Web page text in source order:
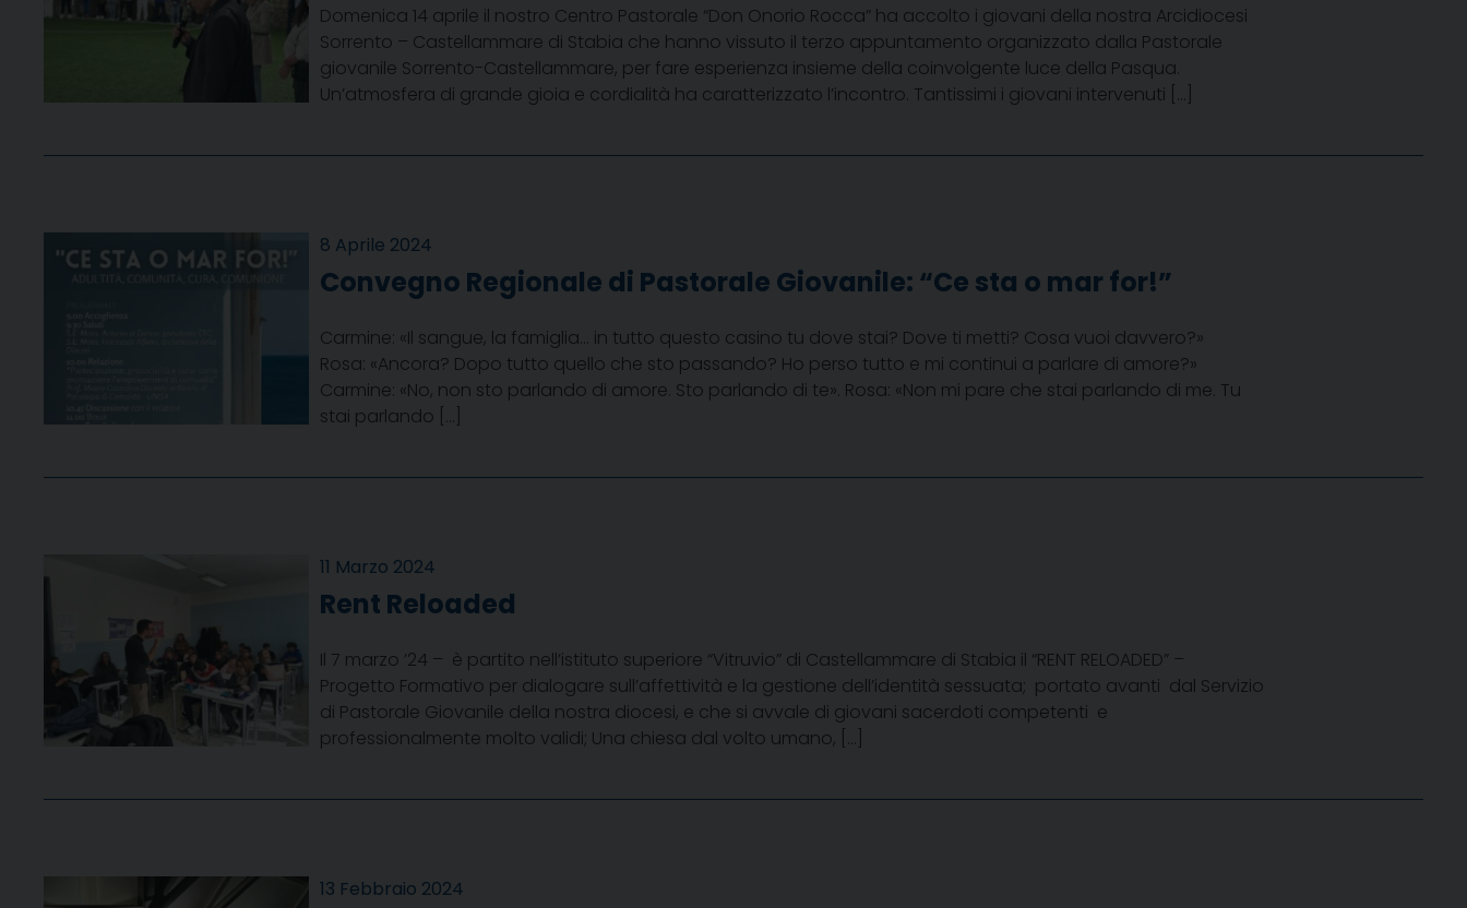
Domenica 14 aprile il nostro Centro Pastorale “Don Onorio Rocca” ha accolto i giovani della nostra Arcidiocesi
Sorrento – Castellammare di Stabia che hanno vissuto il terzo appuntamento organizzato dalla Pastorale
giovanile Sorrento-Castellammare, per fare esperienza insieme della coinvolgente luce della Pasqua.
Un’atmosfera di grande gioia e cordialità ha caratterizzato l’incontro. Tantissimi i giovani intervenuti […]
8 Aprile 2024
Convegno Regionale di Pastorale Giovanile: “Ce sta o mar for!”
Carmine: «Il sangue, la famiglia… in tutto questo casino tu dove stai? Dove ti metti? Cosa vuoi davvero?»
Rosa: «Ancora? Dopo tutto quello che sto passando? Ho perso tutto e mi continui a parlare di amore?»
Carmine: «No, non sto parlando di amore. Sto parlando di te». Rosa: «Non mi pare che stai parlando di me. Tu
stai parlando […]
11 Marzo 2024
Rent Reloaded
Il 7 marzo ’24 – è partito nell’istituto superiore “Vitruvio” di Castellammare di Stabia il “RENT RELOADED” –
Progetto Formativo per dialogare sull’affettività e la gestione dell’identità sessuata; portato avanti dal Servizio
di Pastorale Giovanile della nostra diocesi, e che si avvale di giovani sacerdoti competenti e
professionalmente molto validi; Una chiesa dal volto umano, […]
13 Febbraio 2024